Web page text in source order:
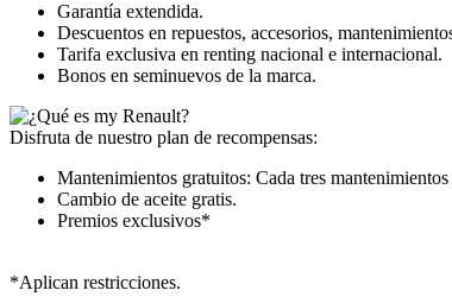
Garantía extendida.
Descuentos en repuestos, accesorios,
Tarifa exclusiva en renting nacional e internacional.
Bonos en seminuevos de la marca.
Disfruta de nuestro plan de recompensas:
Mantenimientos gratuitos: Cada tres
Cambio de aceite gratis.
Premios exclusivos*
*Aplican restricciones.